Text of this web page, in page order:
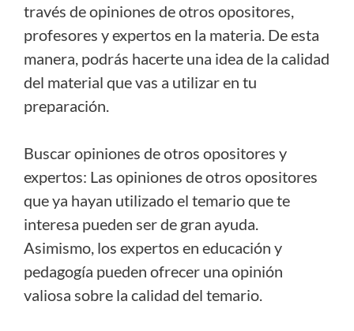
través de opiniones de otros opositores,
profesores y expertos en la materia. De esta
manera, podrás hacerte una idea de la calidad
del material que vas a utilizar en tu
preparación.
Buscar opiniones de otros opositores y
expertos: Las opiniones de otros opositores
que ya hayan utilizado el temario que te
interesa pueden ser de gran ayuda.
Asimismo, los expertos en educación y
pedagogía pueden ofrecer una opinión
valiosa sobre la calidad del temario.